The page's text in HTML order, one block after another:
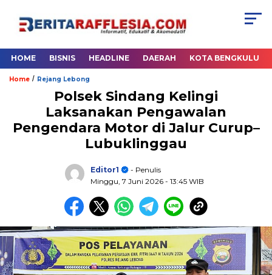
HOME BISNIS HEADLINE DAERAH KOTA BENGKULU
Home / Rejang Lebong
Polsek Sindang Kelingi
Laksanakan Pengawalan
Pengendara Motor di Jalur Curup–
Lubuklinggau
Editor1
- Penulis
Minggu, 7 Juni 2026 - 13:45 WIB